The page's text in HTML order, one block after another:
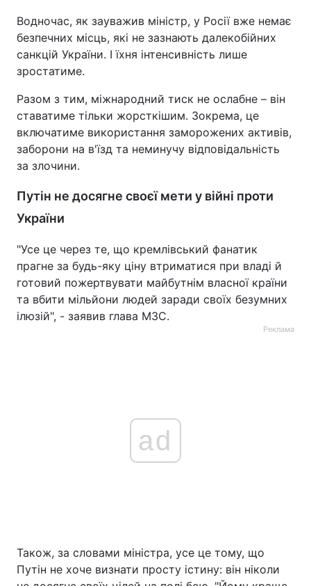
Водночас, як зауважив міністр, у Росії вже немає
безпечних місць, які не зазнають далекобійних
санкцій України. І їхня інтенсивність лише
зростатиме.
Разом з тим, міжнародний тиск не ослабне – він
ставатиме тільки жорсткішим. Зокрема, це
включатиме використання заморожених активів,
заборони на в'їзд та неминучу відповідальність
за злочини.
Путін не досягне своєї мети у війні проти
України
"Усе це через те, що кремлівський фанатик
прагне за будь-яку ціну втриматися при владі й
готовий пожертвувати майбутнім власної країни
та вбити мільйони людей заради своїх безумних
ілюзій", - заявив глава МЗС.
Реклама
ad
Також, за словами міністра, усе це тому, що
Путін не хоче визнати просту істину: він ніколи